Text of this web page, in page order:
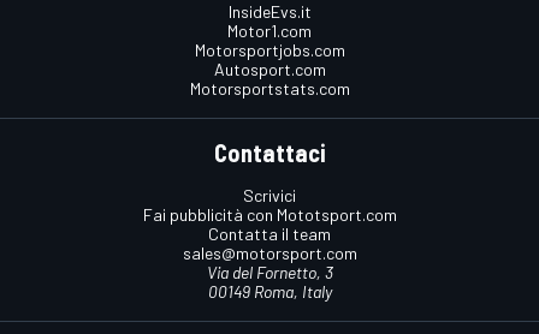
InsideEvs.it
Motor1.com
Motorsportjobs.com
Autosport.com
Motorsportstats.com
Contattaci
Scrivici
Fai pubblicità con Mototsport.com
Contatta il team
sales@motorsport.com
Via del Fornetto, 3
00149 Roma, Italy